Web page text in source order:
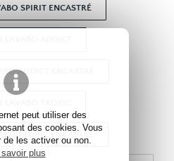
peut utiliser des
des cookies. Vous
les activer ou non.
plus
SPIRIT ENCASTRÉ
ADDICT ENCASTRÉ
TROPIC ENCASTRÉ